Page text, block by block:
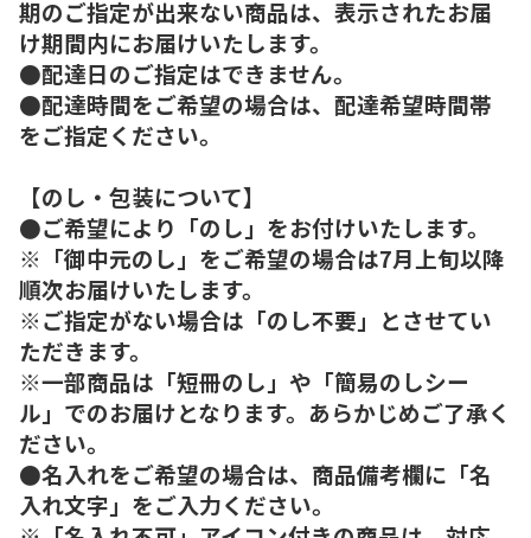
期のご指定が出来ない商品は、表示されたお届
け期間内にお届けいたします。
●配達日のご指定はできません。
●配達時間をご希望の場合は、配達希望時間帯
をご指定ください。
【のし・包装について】
●ご希望により「のし」をお付けいたします。
※「御中元のし」をご希望の場合は7月上旬以降
順次お届けいたします。
※ご指定がない場合は「のし不要」とさせてい
ただきます。
※一部商品は「短冊のし」や「簡易のしシー
ル」でのお届けとなります。あらかじめご了承く
ださい。
●名入れをご希望の場合は、商品備考欄に「名
入れ文字」をご入力ください。